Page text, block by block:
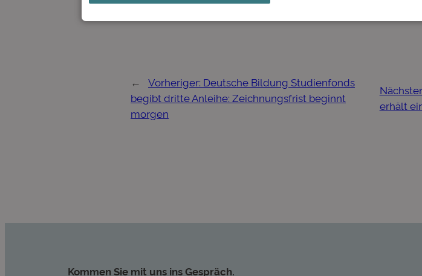
← Vorheriger: Deutsche Bildung Studienfonds
begibt dritte Anleihe: Zeichnungsfrist beginnt
morgen
erhält
Kommen Sie mit uns ins Gespräch.